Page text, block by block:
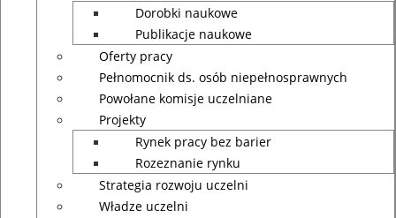
Dorobki naukowe
Publikacje naukowe
Oferty pracy
Pełnomocnik ds. osób niepełnosprawnych
Powołane komisje uczelniane
Projekty
Rynek pracy bez barier
Rozeznanie rynku
Strategia rozwoju uczelni
Władze uczelni